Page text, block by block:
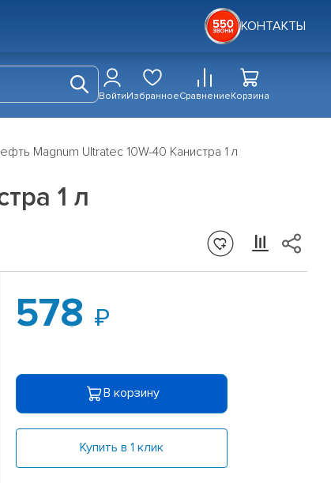
КОНТАКТЫ
ВойтиИзбранноеСравнениеКорзина
Magnum Ultratec 10W-40 Канистра 1 л
1 л
578
В корзину
Купить в 1 клик